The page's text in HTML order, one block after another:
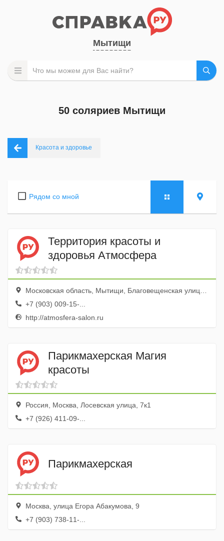
Мытищи
50 соляриев Мытищи
Красота и здоровье
Рядом со мной
Территория красоты и
здоровья Атмосфера
Московская область, Мытищи, Благовещенская улица, 4А
+7 (903) 009-15-...
http://atmosfera-salon.ru
Парикмахерская Магия
красоты
Россия, Москва, Лосевская улица, 7к1
+7 (926) 411-09-...
Парикмахерская
Москва, улица Егора Абакумова, 9
+7 (903) 738-11-...